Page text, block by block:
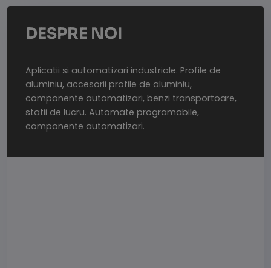
DESPRE NOI
Aplicatii si automatizari industriale. Profile de
aluminiu, accesorii profile de aluminiu,
componente automatizari, benzi transportoare,
statii de lucru. Automate programabile,
componente automatizari.